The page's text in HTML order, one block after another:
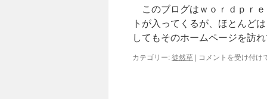
このブログはｗｏｒｄｐｒ
トが入ってくるが、ほとんど
してもそのホームページを訪
カテゴリー:徒然草 | や
コメントを受け付け